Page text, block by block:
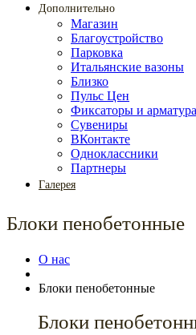
Дополнительно
Магазин
Благоустройство
Парковка
Итальянские вазоны
Близко
Пульс Цен
Фиксаторы и арматура
Сувениры
ВКонтакте
Одноклассники
Партнеры
Галерея
Блоки пенобетонные
О нас
Блоки пенобетонные
Блоки